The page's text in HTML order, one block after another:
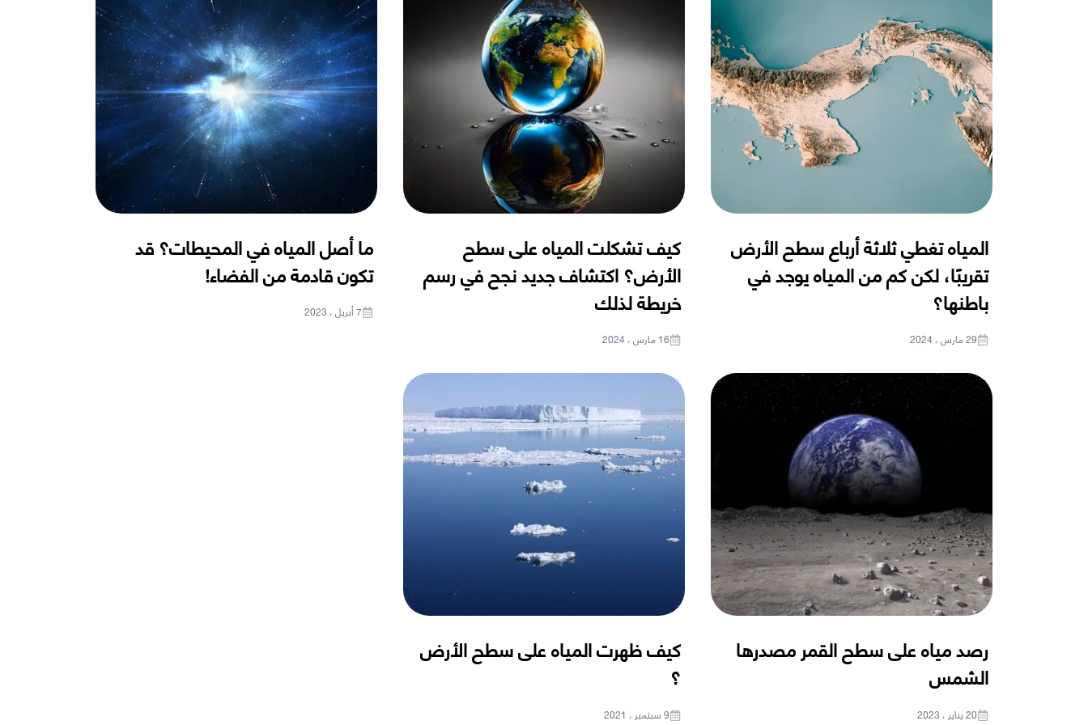
المياه تغطي ثلاثة أرباع سطح الأرض
تقريبًا، لكن كم من المياه يوجد في
باطنها؟
29 مارس ، 2024
كيف تشكلت المياه على سطح
الأرض؟ اكتشاف جديد نجح في رسم
خريطة لذلك
16 مارس ، 2024
ما أصل المياه في المحيطات؟ قد
تكون قادمة من الفضاء!
7 أبريل ، 2023
رصد مياه على سطح القمر مصدرها
الشمس
20 يناير ، 2023
كيف ظهرت المياه على سطح الأرض
؟
9 سبتمبر ، 2021